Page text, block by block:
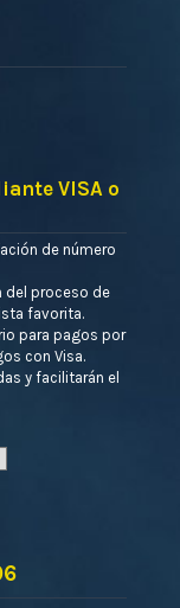
VISA o
de número
del proceso de
favorita.
para pagos por
con Visa.
y facilitarán el